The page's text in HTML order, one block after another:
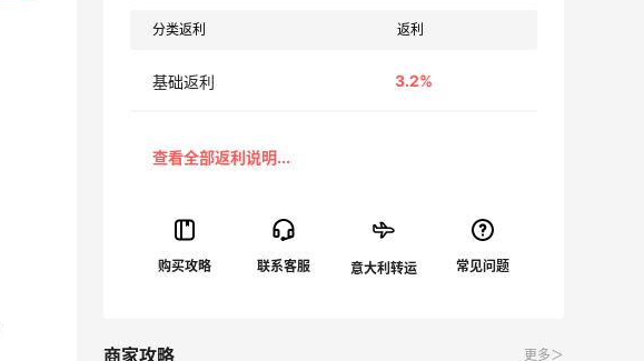
分类返利 返利
基础返利 3.2%
意大利转运
商家攻略 更多＞